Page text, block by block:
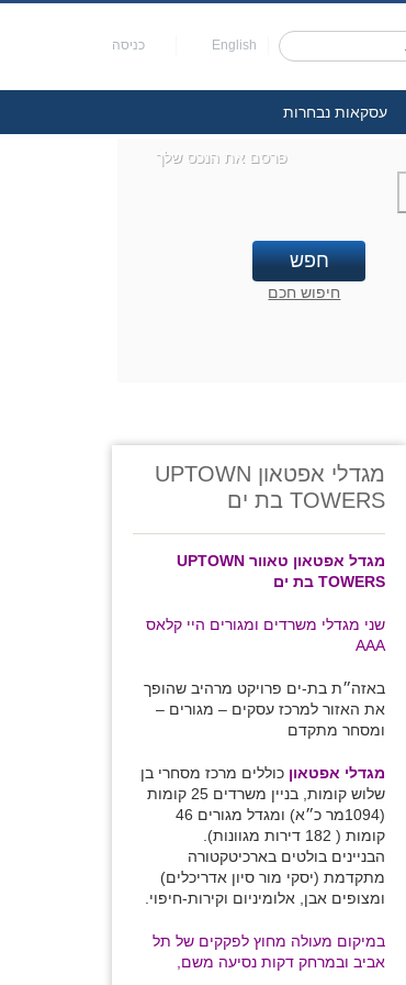
English כניסה
עסקאות נבחרות
פרסם את הנכס שלך
חיפוש חכם
מגדלי אפטאון UPTOWN
TOWERS בת ים
מגדל אפטאון טאוור UPTOWN
TOWERS בת ים
שני מגדלי משרדים ומגורים היי קלאס
AAA
באזה״ת בת-ים פרויקט מרהיב שהופך
את האזור למרכז עסקים – מגורים –
ומסחר מתקדם
מגדלי אפטאון כוללים מרכז מסחרי בן
שלוש קומות, בניין משרדים 25 קומות
(1094מר כ״א) ומגדל מגורים 46
קומות ( 182 דירות מגוונות).
הבניינים בולטים בארכיטקטורה
מתקדמת (יסקי מור סיון אדריכלים)
ומצופים אבן, אלומיניום וקירות-חיפוי.
במיקום מעולה מחוץ לפקקים של תל
אביב ובמרחק דקות נסיעה משם,